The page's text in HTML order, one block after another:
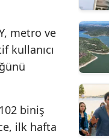
metro ve
kullanıcı
biniş
ilk hafta